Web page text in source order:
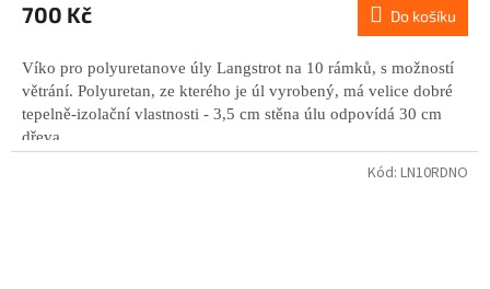
700 Kč Do košíku
Víko pro polyuretanove úly Langstrot na 10 rámků, s možností
větrání. Polyuretan, ze kterého je úl vyrobený, má velice dobré
tepelně-izolační vlastnosti - 3,5 cm stěna úlu odpovídá 30 cm
dřeva.
Kód: LN10RDNO